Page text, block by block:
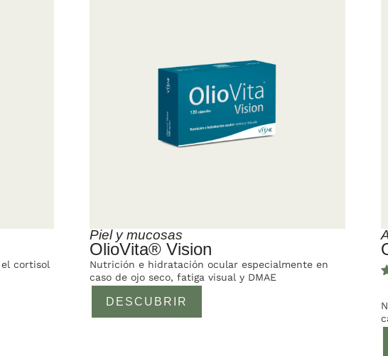
cortisol
Piel y mucosas
OlioVita® Vision
DESCUBRIR
Nutrición e hidratación ocular especialmente en
caso de ojo seco, fatiga visual y DMAE
a